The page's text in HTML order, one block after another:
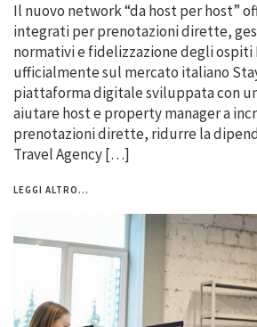
Il nuovo network “da host per host”
integrati per prenotazioni dirette,
normativi e fidelizzazione degli ospiti
ufficialmente sul mercato italiano
piattaforma digitale sviluppata con
aiutare host e property manager a
prenotazioni dirette, ridurre la
Travel Agency […]
LEGGI ALTRO...